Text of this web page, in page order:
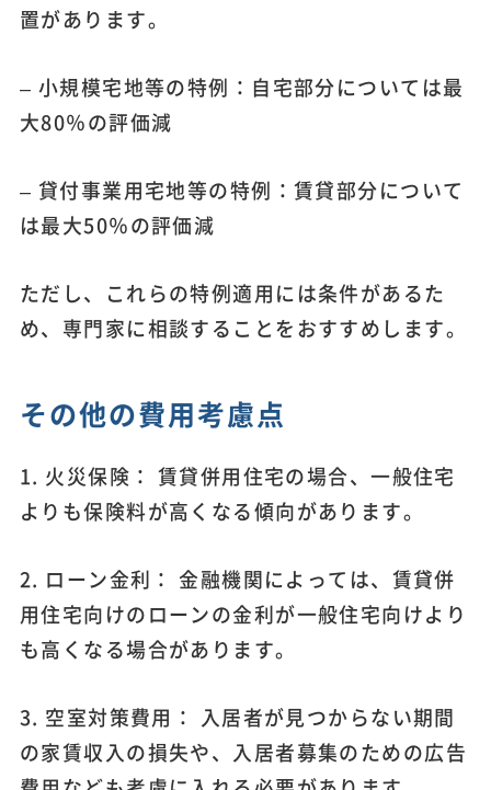
置があります。
– 小規模宅地等の特例：自宅部分については最
大80％の評価減
– 貸付事業用宅地等の特例：賃貸部分について
は最大50％の評価減
ただし、これらの特例適用には条件があるた
め、専門家に相談することをおすすめします。
その他の費用考慮点
1. 火災保険： 賃貸併用住宅の場合、一般住宅
よりも保険料が高くなる傾向があります。
2. ローン金利： 金融機関によっては、賃貸併
用住宅向けのローンの金利が一般住宅向けより
も高くなる場合があります。
3. 空室対策費用： 入居者が見つからない期間
の家賃収入の損失や、入居者募集のための広告